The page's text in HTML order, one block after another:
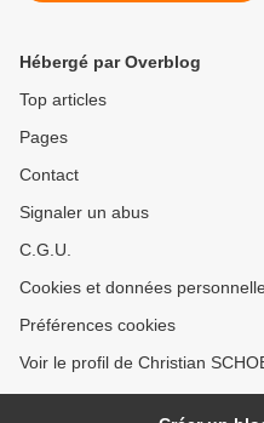
Hébergé par Overblog
Top articles
Pages
Contact
Signaler un abus
C.G.U.
Cookies et données
Préférences cookies
Voir le profil de Christian